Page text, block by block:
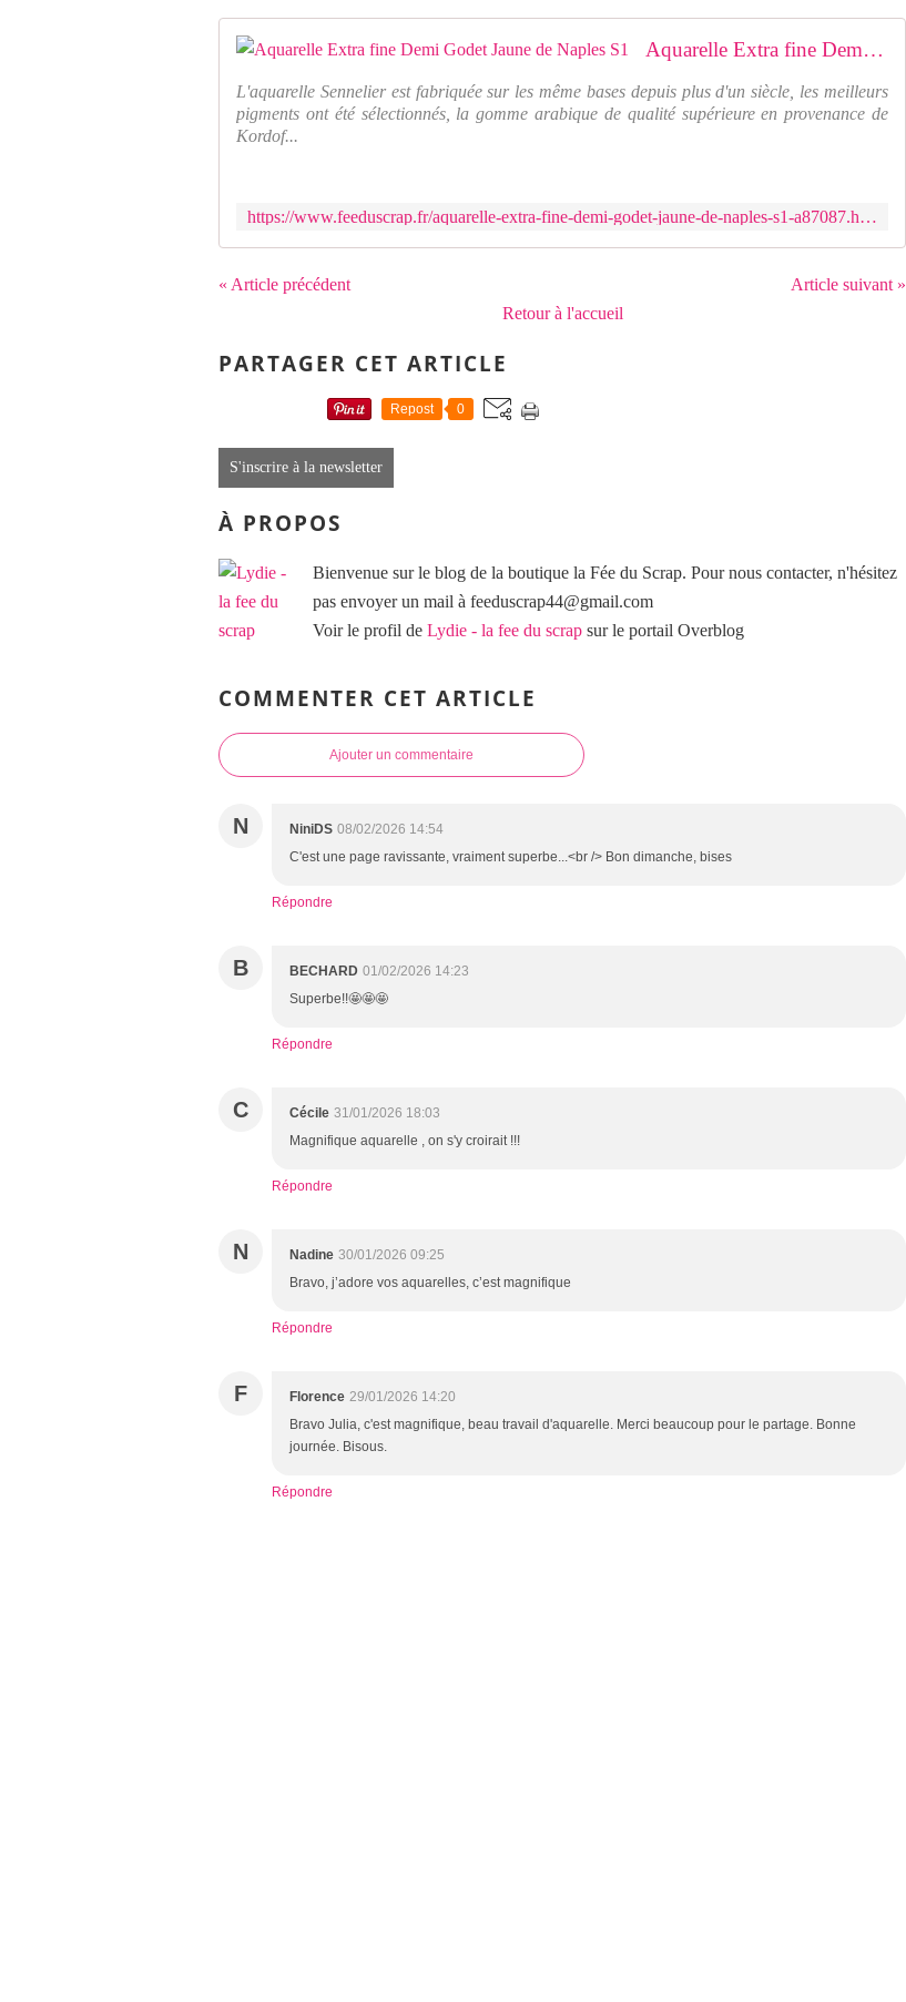
Aquarelle Extra fine Demi Godet Jaune de Naples S1
L'aquarelle Sennelier est fabriquée sur les même bases depuis plus d'un siècle, les meilleurs
pigments ont été sélectionnés, la gomme arabique de qualité supérieure en provenance de
Kordof...
https://www.feeduscrap.fr/aquarelle-extra-fine-demi-godet-jaune-de-naples-s1-a87087.html
« Article précédent
Article suivant »
Retour à l'accueil
PARTAGER CET ARTICLE
Repost 0
S'inscrire à la newsletter
À PROPOS
Bienvenue sur le blog de la boutique la Fée du Scrap. Pour nous contacter, n'hésitez
pas envoyer un mail à feeduscrap44@gmail.com
Voir le profil de Lydie - la fee du scrap sur le portail Overblog
COMMENTER CET ARTICLE
Ajouter un commentaire
N NiniDS 08/02/2026 14:54
C'est une page ravissante, vraiment superbe...<br /> Bon dimanche, bises
Répondre
B BECHARD 01/02/2026 14:23
Superbe!!🤩🤩🤩
Répondre
C Cécile 31/01/2026 18:03
Magnifique aquarelle , on s'y croirait !!!
Répondre
N Nadine 30/01/2026 09:25
Bravo, j’adore vos aquarelles, c’est magnifique
Répondre
F Florence 29/01/2026 14:20
Bravo Julia, c'est magnifique, beau travail d'aquarelle. Merci beaucoup pour le partage. Bonne
journée. Bisous.
Répondre